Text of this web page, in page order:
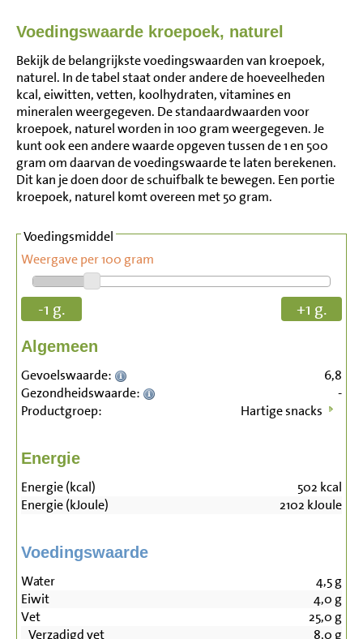
Voedingswaarde kroepoek, naturel
Bekijk de belangrijkste voedingswaarden van kroepoek,
naturel. In de tabel staat onder andere de hoeveelheden
kcal, eiwitten, vetten, koolhydraten, vitamines en
mineralen weergegeven. De standaardwaarden voor
kroepoek, naturel worden in 100 gram weergegeven. Je
kunt ook een andere waarde opgeven tussen de 1 en 500
gram om daarvan de voedingswaarde te laten berekenen.
Dit kan je doen door de schuifbalk te bewegen. Een portie
kroepoek, naturel komt overeen met 50 gram.
Voedingsmiddel
Weergave per 100 gram
-1 g. +1 g.
Algemeen
Gevoelswaarde:
6,8
Gezondheidswaarde:
-
Productgroep:
Hartige snacks
Energie
Energie (kcal) 502 kcal
Energie (kJoule)
2102 kJoule
Voedingswaarde
Water 4,5g
Eiwit
4,0 g
Vet
25,0 g
Verzadigd vet
8,0 g